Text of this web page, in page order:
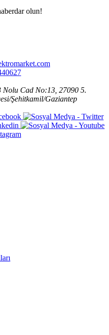
olun!
Nolu Cad No:13, 27090 5.
Şehitkamil/Gaziantep